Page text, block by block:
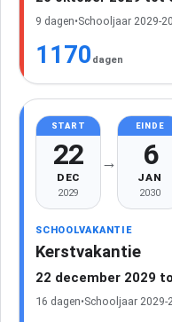
9 dagen•Schooljaar 2029-
1170 dagen
START
22
DEC
2029
→
EINDE
6
JAN
2030
SCHOOLVAKANTIE
Kerstvakantie
22 december 2029
16 dagen•Schooljaar 2029-